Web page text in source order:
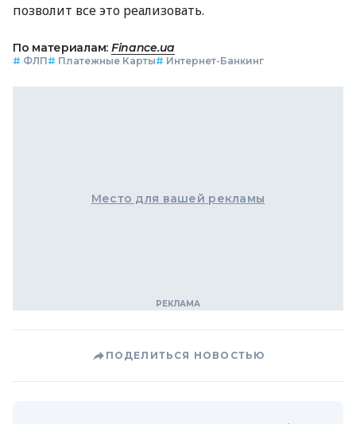
позволит все это реализовать.
По материалам: Finance.ua
# ФЛП# Платежные Карты# Интернет-Банкинг
Место для вашей рекламы
ПОДЕЛИТЬСЯ НОВОСТЬЮ